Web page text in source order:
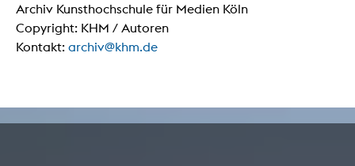
Archiv Kunsthochschule für Medien Köln
Copyright: KHM / Autoren
Kontakt: archiv@khm.de